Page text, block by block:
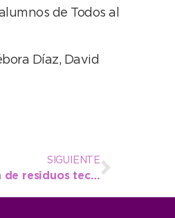
de Todos al
Díaz, David
SIGUIENTE
El lunes inicia una nueva campaña de recolección de residuos tecnológicos